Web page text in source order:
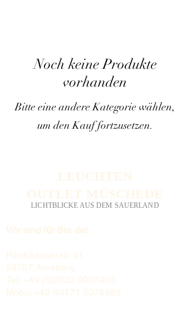
Noch keine Produkte
vorhanden
Bitte eine andere Kategorie wählen,
um den Kauf fortzusetzen.
LEUCHTEN
OUTLET MÜSCHEDE
LICHTBLICKE AUS DEM SAUERLAND
Wir sind für Sie da!
Rönkhauserstr. 31
59757 Arnsberg
Tel: +49 (0)2932 9007405
Mobil: +49 (0)171 5076885